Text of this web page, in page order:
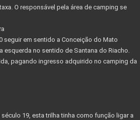
O responsável pela área de camping se
seguir em sentido a Conceição do Mato
esquerda no sentido de Santana do Riacho.
pagando ingresso adquirido no camping da
19, esta trilha tinha como função ligar a